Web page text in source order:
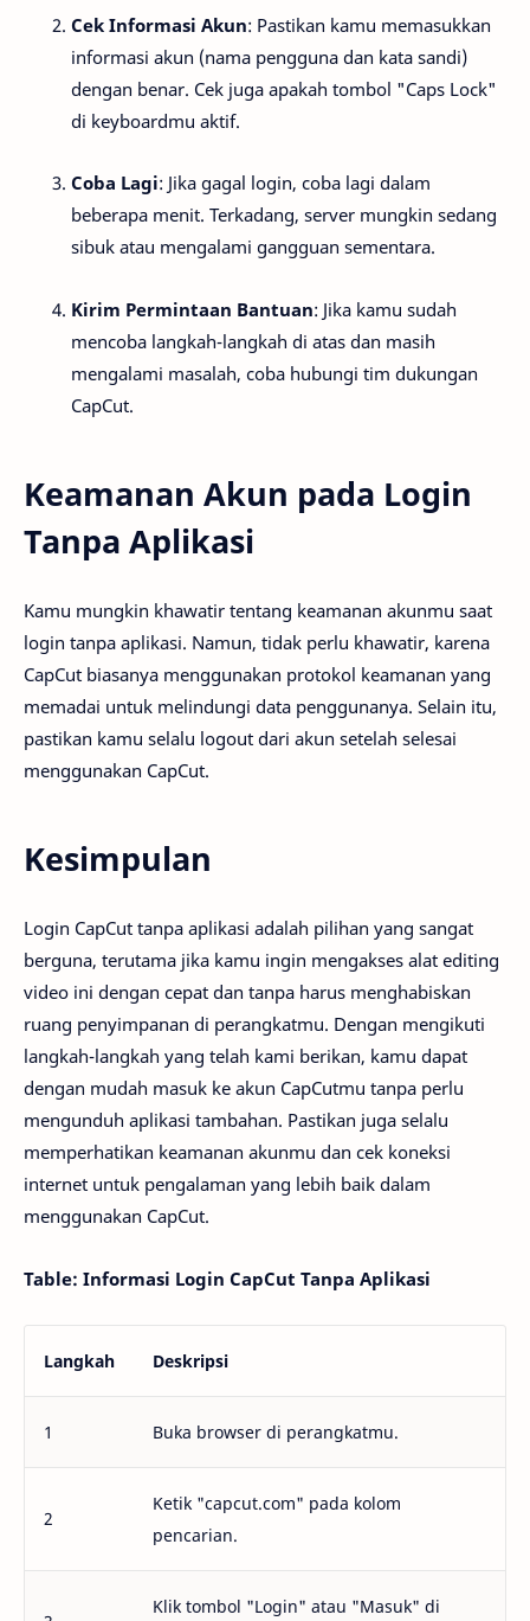
Cek Informasi Akun: Pastikan kamu memasukkan
informasi akun (nama pengguna dan kata sandi)
dengan benar. Cek juga apakah tombol "Caps Lock"
di keyboardmu aktif.
Coba Lagi: Jika gagal login, coba lagi dalam
beberapa menit. Terkadang, server mungkin sedang
sibuk atau mengalami gangguan sementara.
Kirim Permintaan Bantuan: Jika kamu sudah
mencoba langkah-langkah di atas dan masih
mengalami masalah, coba hubungi tim dukungan
CapCut.
Keamanan Akun pada Login
Tanpa Aplikasi
Kamu mungkin khawatir tentang keamanan akunmu saat
login tanpa aplikasi. Namun, tidak perlu khawatir, karena
CapCut biasanya menggunakan protokol keamanan yang
memadai untuk melindungi data penggunanya. Selain itu,
pastikan kamu selalu logout dari akun setelah selesai
menggunakan CapCut.
Kesimpulan
Login CapCut tanpa aplikasi adalah pilihan yang sangat
berguna, terutama jika kamu ingin mengakses alat editing
video ini dengan cepat dan tanpa harus menghabiskan
ruang penyimpanan di perangkatmu. Dengan mengikuti
langkah-langkah yang telah kami berikan, kamu dapat
dengan mudah masuk ke akun CapCutmu tanpa perlu
mengunduh aplikasi tambahan. Pastikan juga selalu
memperhatikan keamanan akunmu dan cek koneksi
internet untuk pengalaman yang lebih baik dalam
menggunakan CapCut.
Table: Informasi Login CapCut Tanpa Aplikasi
Langkah Deskripsi
1 Buka browser di perangkatmu.
2
Ketik "capcut.com" pada kolom
pencarian.
Klik tombol "Login" atau "Masuk" di